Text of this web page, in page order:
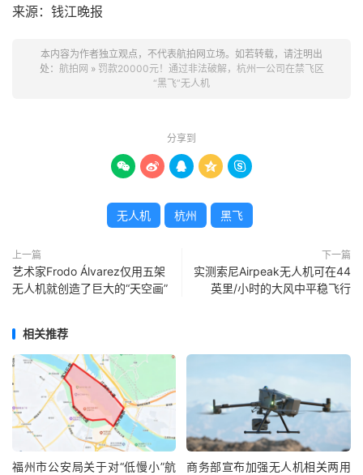
来源：钱江晚报
本内容为作者独立观点，不代表航拍网立场。如若转载，请注明出
处： 航拍网 » 罚款20000元！通过非法破解，杭州一公司在禁飞区
“黑飞”无人机
分享到
    
无人机 杭州 黑飞
上一篇
艺术家Frodo Álvarez仅用五架
无人机就创造了巨大的“天空画”
下一篇
实测索尼Airpeak无人机可在44
英里/小时的大风中平稳飞行
相关推荐
福州市公安局关于对“低慢小”航
商务部宣布加强无人机相关两用